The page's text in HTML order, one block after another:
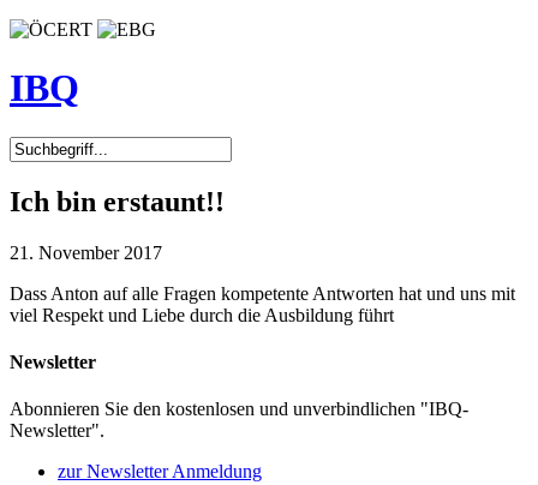
IBQ
Ich bin erstaunt!!
21. November 2017
Dass Anton auf alle Fragen kompetente Antworten hat und uns mit
viel Respekt und Liebe durch die Ausbildung führt
Newsletter
Abonnieren Sie den kostenlosen und unverbindlichen "IBQ-
Newsletter".
zur Newsletter Anmeldung